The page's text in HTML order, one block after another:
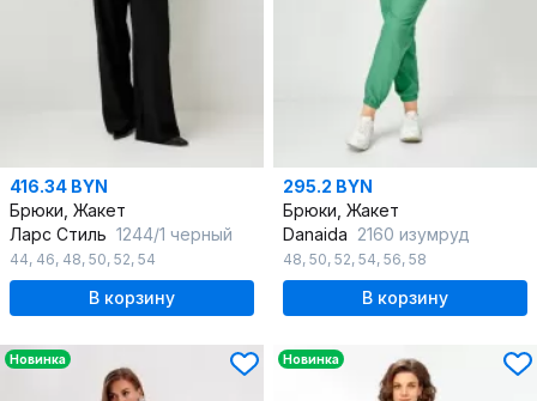
416.34 BYN
Брюки, Жакет
Ларс Стиль 1244/1 черный
44, 46, 48, 50, 52, 54
В корзину
295.2 BYN
Брюки, Жакет
Danaida 2160 изумруд
48, 50, 52, 54, 56, 58
В корзину
Новинка Новинка